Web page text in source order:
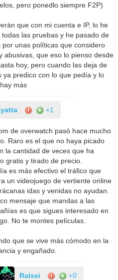
pero ponedlo siempre F2P)
que con mi cuenta e IP, lo he
todas las pruebas y he pasado de
por unas políticas que considero
abusivas, que eso lo pienso desde
hoy, pero cuando las deja de
ya predico con lo que pedía y lo
más
+1
de overwatch pasó hace mucho
Raro es el que no haya picado
la cantidad de veces que ha
gratis y tirado de precio.
es más efectivo el tráfico que
un videojuego de vertiente online
idas y venidas no ayudan.
mensaje que mandas a las
es que sigues interesado en
No te montes películas.
que se vive más cómodo en la
y engañado.
Ralsei +0